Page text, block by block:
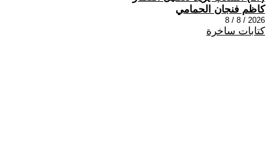
كاظم فنجان الحمامي
2026 / 8 / 8
كتابات ساخرة